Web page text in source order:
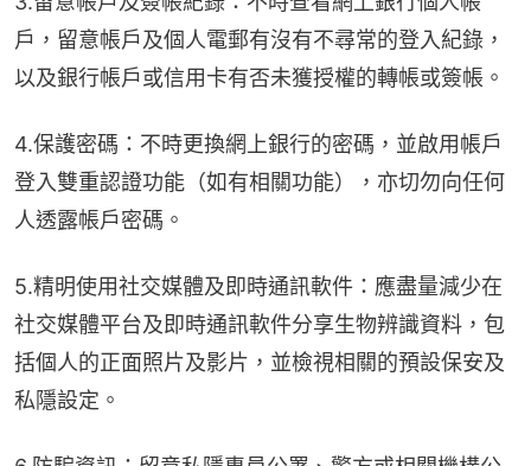
戶，留意帳戶及個人電郵有沒有不尋常的登入紀錄，
以及銀行帳戶或信用卡有否未獲授權的轉帳或簽帳。
4.保護密碼：不時更換網上銀行的密碼，並啟用帳戶
登入雙重認證功能（如有相關功能），亦切勿向任何
人透露帳戶密碼。
5.精明使用社交媒體及即時通訊軟件：應盡量減少在
社交媒體平台及即時通訊軟件分享生物辨識資料，包
括個人的正面照片及影片，並檢視相關的預設保安及
私隱設定。